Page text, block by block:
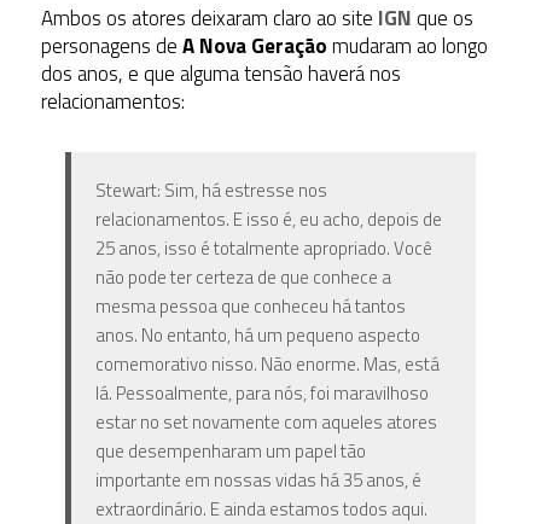
Ambos os atores deixaram claro ao site IGNque os
personagens deA Nova Geraçãomudaram ao longo
dos anos, e que alguma tensão haverá nos
relacionamentos:
Stewart: Sim, há estresse nos
relacionamentos. E isso é, eu acho, depois de
25 anos, isso é totalmente apropriado. Você
não pode ter certeza de que conhece a
mesma pessoa que conheceu há tantos
anos. No entanto, há um pequeno aspecto
comemorativo nisso. Não enorme. Mas, está
lá. Pessoalmente, para nós, foi maravilhoso
estar no set novamente com aqueles atores
que desempenharam um papel tão
importante em nossas vidas há 35 anos, é
extraordinário. E ainda estamos todos aqui.